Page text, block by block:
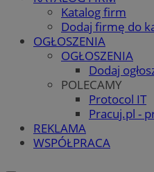
Katalog firm
Dodaj firmę do
OGŁOSZENIA
OGŁOSZENIA
Dodaj
POLECAMY
Protocol IT
Pracuj.pl -
REKLAMA
WSPÓŁPRACA